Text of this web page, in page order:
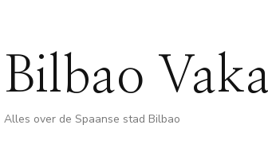
Bilbao
Alles over de Spaanse stad Bilbao